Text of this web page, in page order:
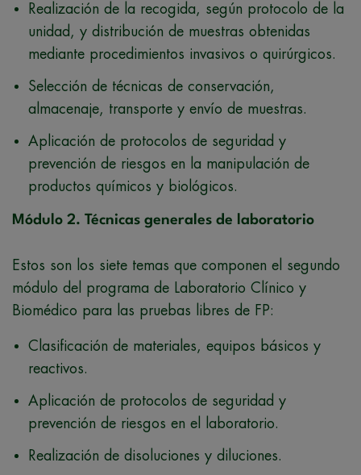
Realización de la recogida, según protocolo de la
unidad, y distribución de muestras obtenidas
mediante procedimientos invasivos o quirúrgicos.
Selección de técnicas de conservación,
almacenaje, transporte y envío de muestras.
Aplicación de protocolos de seguridad y
prevención de riesgos en la manipulación de
productos químicos y biológicos.
Módulo 2. Técnicas generales de laboratorio
Estos son los siete temas que componen el segundo
módulo del programa de Laboratorio Clínico y
Biomédico para las pruebas libres de FP:
Clasificación de materiales, equipos básicos y
reactivos.
Aplicación de protocolos de seguridad y
prevención de riesgos en el laboratorio.
Realización de disoluciones y diluciones.